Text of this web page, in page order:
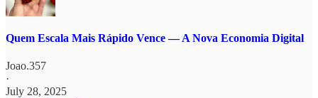
Quem Escala Mais Rápido Vence — A Nova Economia Digital
Joao.357
·
July 28, 2025